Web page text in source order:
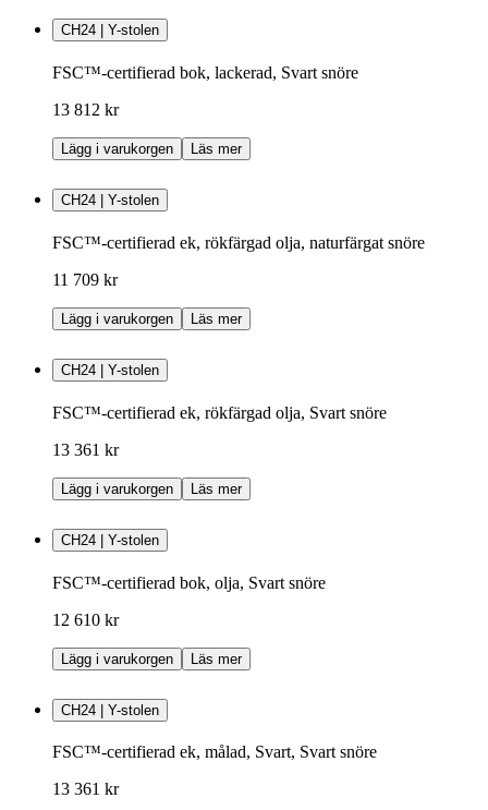
CH24 | Y-stolen
FSC™-certifierad bok, lackerad, Svart snöre
13 812 kr
Lägg i varukorgen Läs mer
CH24 | Y-stolen
FSC™-certifierad ek, rökfärgad olja, naturfärgat snöre
11 709 kr
Lägg i varukorgen Läs mer
CH24 | Y-stolen
FSC™-certifierad ek, rökfärgad olja, Svart snöre
13 361 kr
Lägg i varukorgen Läs mer
CH24 | Y-stolen
FSC™-certifierad bok, olja, Svart snöre
12 610 kr
Lägg i varukorgen Läs mer
CH24 | Y-stolen
FSC™-certifierad ek, målad, Svart, Svart snöre
13 361 kr